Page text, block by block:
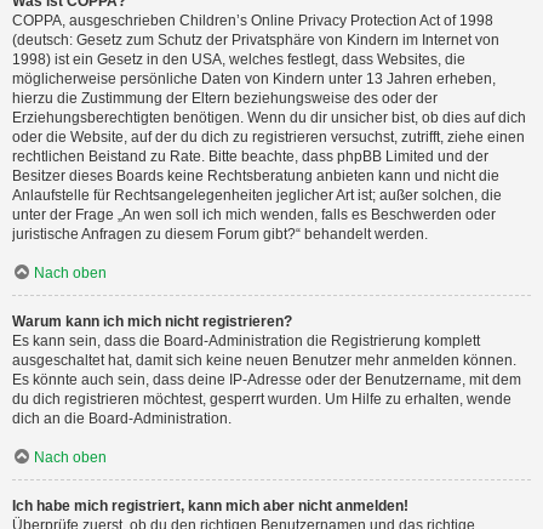
COPPA, ausgeschrieben Children’s Online Privacy Protection Act of 1998
(deutsch: Gesetz zum Schutz der Privatsphäre von Kindern im Internet von
1998) ist ein Gesetz in den USA, welches festlegt, dass Websites, die
möglicherweise persönliche Daten von Kindern unter 13 Jahren erheben,
hierzu die Zustimmung der Eltern beziehungsweise des oder der
Erziehungsberechtigten benötigen. Wenn du dir unsicher bist, ob dies auf dich
oder die Website, auf der du dich zu registrieren versuchst, zutrifft, ziehe einen
rechtlichen Beistand zu Rate. Bitte beachte, dass phpBB Limited und der
Besitzer dieses Boards keine Rechtsberatung anbieten kann und nicht die
Anlaufstelle für Rechtsangelegenheiten jeglicher Art ist; außer solchen, die
unter der Frage „An wen soll ich mich wenden, falls es Beschwerden oder
juristische Anfragen zu diesem Forum gibt?“ behandelt werden.
Nach oben
Warum kann ich mich nicht registrieren?
Es kann sein, dass die Board-Administration die Registrierung komplett
ausgeschaltet hat, damit sich keine neuen Benutzer mehr anmelden können.
Es könnte auch sein, dass deine IP-Adresse oder der Benutzername, mit dem
du dich registrieren möchtest, gesperrt wurden. Um Hilfe zu erhalten, wende
dich an die Board-Administration.
Nach oben
Ich habe mich registriert, kann mich aber nicht anmelden!
Überprüfe zuerst, ob du den richtigen Benutzernamen und das richtige